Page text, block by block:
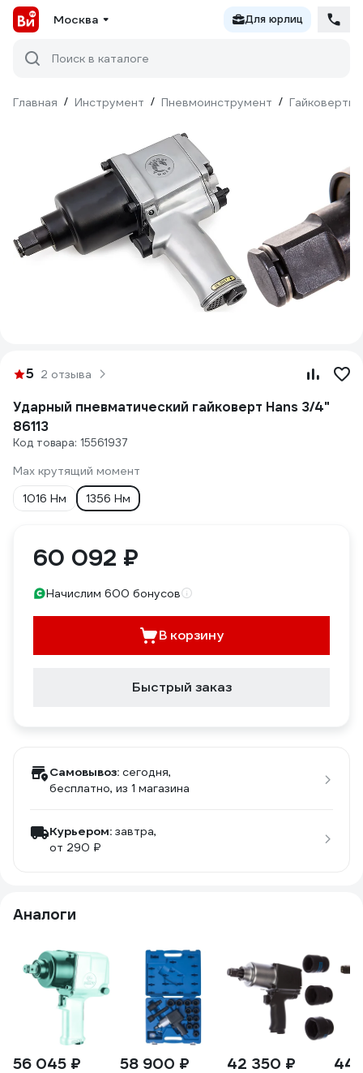
Москва Для юрлиц
Поиск в каталоге
Главная / Инструмент / Пневмоинструмент / Гайковерты
5 2 отзыва
Ударный пневматический гайковерт Hans 3/4"
86113
Код товара: 15561937
Max крутящий момент
1016 Нм
1356 Нм
60 092 ₽
Начислим 600 бонусов
В корзину
Быстрый заказ
Самовывоз: сегодня,
бесплатно, из 1 магазина
Курьером: завтра,
от 290 ₽
Аналоги
56 045 ₽ 58 900 ₽ 42 350 ₽ 44